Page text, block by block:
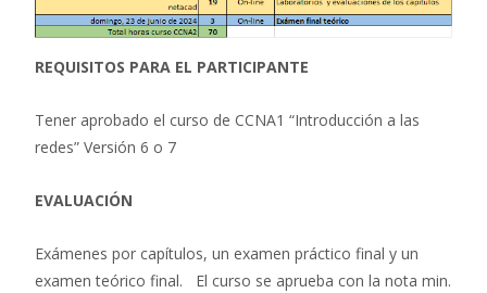
REQUISITOS PARA EL PARTICIPANTE
Tener aprobado el curso de CCNA1 “Introducción a las
redes” Versión 6 o 7
EVALUACIÓN
Exámenes por capítulos, un examen práctico final y un
examen teórico final. El curso se aprueba con la nota min.